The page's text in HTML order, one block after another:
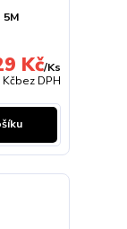
5M
Kč/Ks
Kčbez DPH